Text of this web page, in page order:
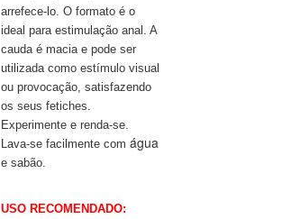
arrefece-lo. O formato é o
ideal para estimulação anal. A
cauda é macia e pode ser
utilizada como estímulo visual
ou provocação, satisfazendo
os seus fetiches.
Experimente e renda-se.
Lava-se facilmente com água
e sabão.
USO RECOMENDADO: